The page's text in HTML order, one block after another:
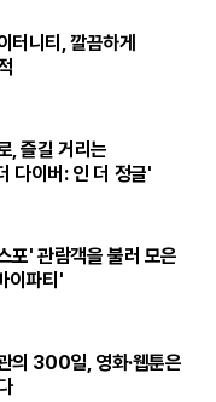
터니티, 깔끔하게
, 즐길 거리는
다이버: 인 더 정글'
포' 관람객을 불러 모은
이파티'
의 300일, 영화·웹툰은